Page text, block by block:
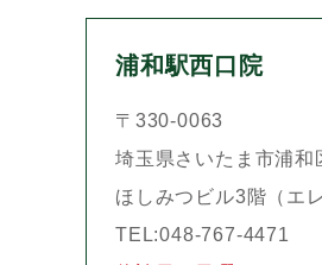
浦和駅西口院
〒330-0063
埼玉県さいたま市浦和
ほしみつビル3階（エ
TEL:048-767-4471